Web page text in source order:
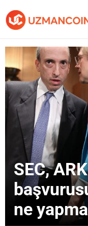
Soru Sor
Contact / İletişim
SEC,
ne